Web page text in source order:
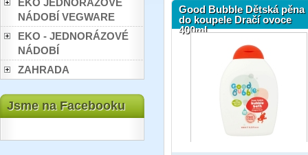
EKO JEDNORÁZOVÉ
NÁDOBÍ VEGWARE
EKO - JEDNORÁZOVÉ
NÁDOBÍ
ZAHRADA
Jsme na Facebooku
Good Bubble Dětská pěna
do koupele Dračí ovoce
400ml